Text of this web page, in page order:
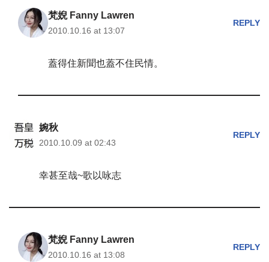
梵婗 Fanny Lawren
2010.10.16 at 13:07
REPLY
蓋得住新聞也蓋不住民情。
婉秋
2010.10.09 at 02:43
REPLY
幸甚至哉~歌以咏志
梵婗 Fanny Lawren
2010.10.16 at 13:08
REPLY